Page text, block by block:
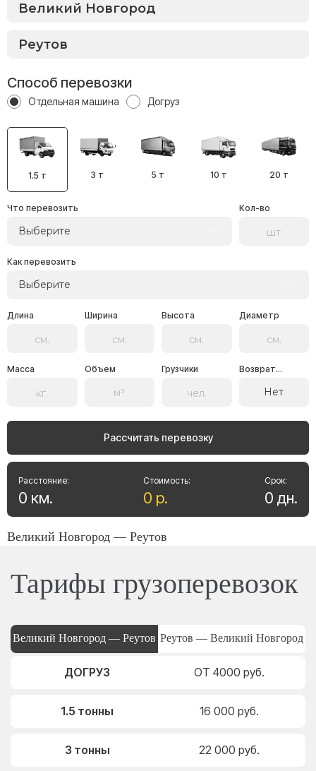
Способ перевозки
Отдельная машина Догруз
1.5 т 3 т 5 т 10 т 20 т
Что перевозить
Выберите
Кол-во
Как перевозить
Выберите
Длина Ширина Высота Диаметр
Масса Объем Грузчики Возврат...
Нет
Рассчитать перевозку
Стоимость:
0 р.
Расстояние:
0 км.
Срок:
0 дн.
Великий Новгород — Реутов
Тарифы грузоперевозок
Великий Новгород — Реутов Реутов — Великий Новгород
ДОГРУЗ ОТ 4000 руб.
1.5 тонны 16 000 руб.
3 тонны 22 000 руб.